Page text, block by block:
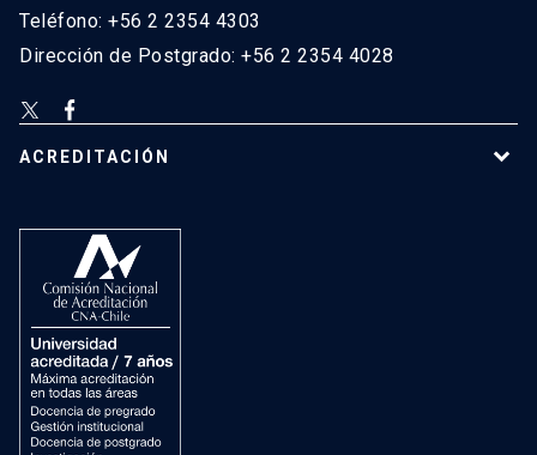
Teléfono: +56 2 2354 4303
Dirección de Postgrado: +56 2 2354 4028
ACREDITACIÓN